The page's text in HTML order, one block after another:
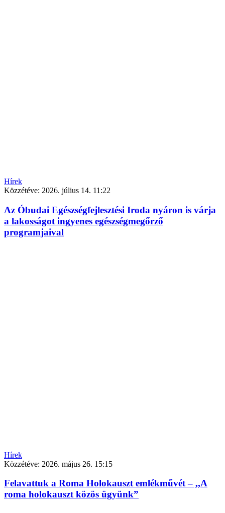
Hírek
Közzétéve: 2026. július 14. 11:22
Az Óbudai Egészségfejlesztési Iroda nyáron is várja
a lakosságot ingyenes egészségmegőrző
programjaival
Hírek
Közzétéve: 2026. május 26. 15:15
Felavattuk a Roma Holokauszt emlékművét – ,,A
roma holokauszt közös ügyünk”